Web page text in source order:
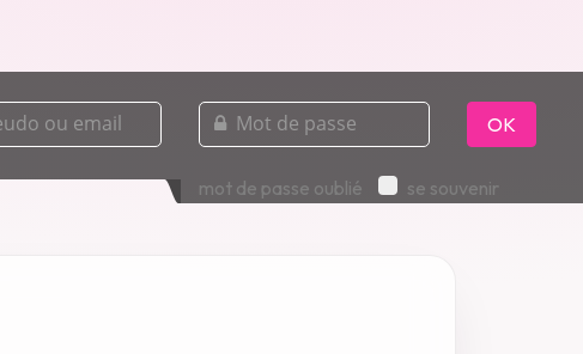
mot
de
passe
OK
mot de passe oublié se souvenir